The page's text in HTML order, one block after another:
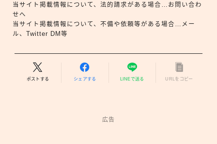
当サイト掲載情報について、法的請求がある場合…お問い合わ
せへ
当サイト掲載情報について、不備や依頼等がある場合…メー
ル、Twitter DM等
ポストする シェアする LINEで送る URLをコピー
広告